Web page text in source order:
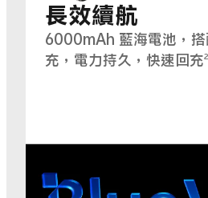
長效續航
6000mAh 藍海電池，
充，電力持久， 快速回充2